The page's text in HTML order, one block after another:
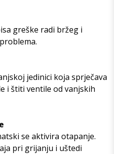
greške radi bržeg i
jedinici koja sprječava
i štiti ventile od vanjskih
se aktivira otapanje.
pri grijanju i uštedi